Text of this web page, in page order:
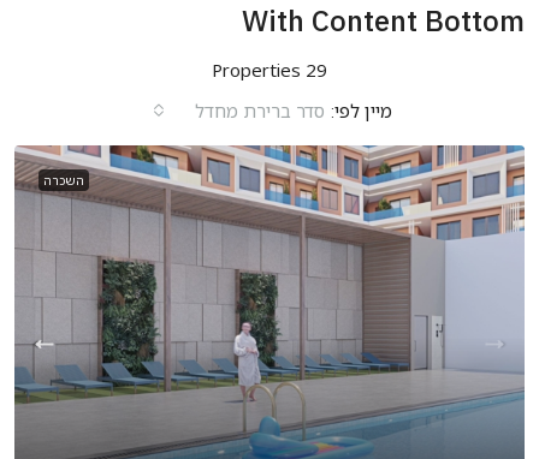
With Content Bottom
29 Properties
מיין לפי: סדר ברירת מחדל
השכרה